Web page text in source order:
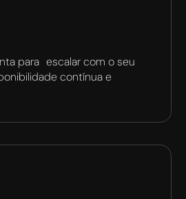
para escalar com o seu
contínua e